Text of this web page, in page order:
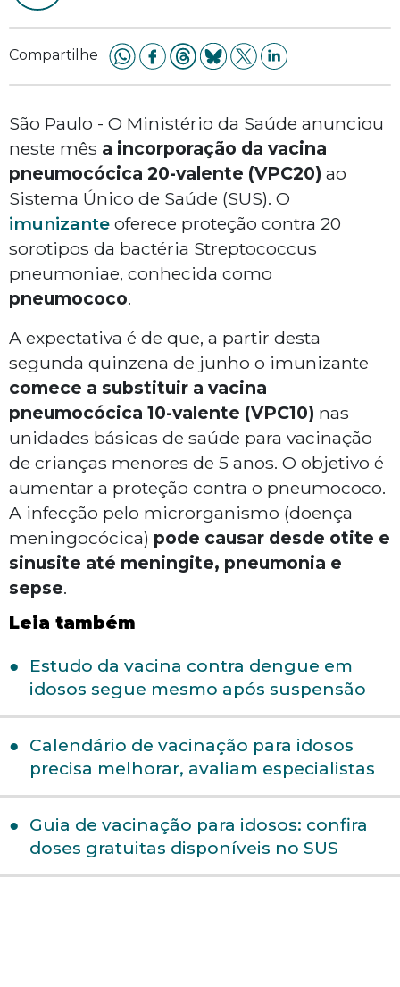
Compartilhe
São Paulo - O Ministério da Saúde anunciou
neste mês a incorporação da vacina
pneumocócica 20-valente (VPC20) ao
Sistema Único de Saúde (SUS). O
imunizante oferece proteção contra 20
sorotipos da bactéria Streptococcus
pneumoniae, conhecida como
pneumococo.
A expectativa é de que, a partir desta
segunda quinzena de junho o imunizante
comece a substituir a vacina
pneumocócica 10-valente (VPC10) nas
unidades básicas de saúde para vacinação
de crianças menores de 5 anos. O objetivo é
aumentar a proteção contra o pneumococo.
A infecção pelo microrganismo (doença
meningocócica) pode causar desde otite e
sinusite até meningite, pneumonia e
sepse.
Leia também
Estudo da vacina contra dengue em
idosos segue mesmo após suspensão
Calendário de vacinação para idosos
precisa melhorar, avaliam especialistas
Guia de vacinação para idosos: confira
doses gratuitas disponíveis no SUS